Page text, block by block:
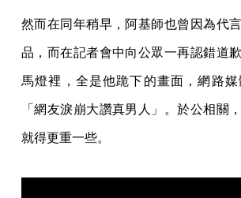
然而在同年稍早，阿基師也曾因為代
品，而在記者會中向公眾一再認錯道
馬燈裡，全是他跪下的畫面，網路
「網友淚崩大讚真男人」。於公相關
就得更重一些。